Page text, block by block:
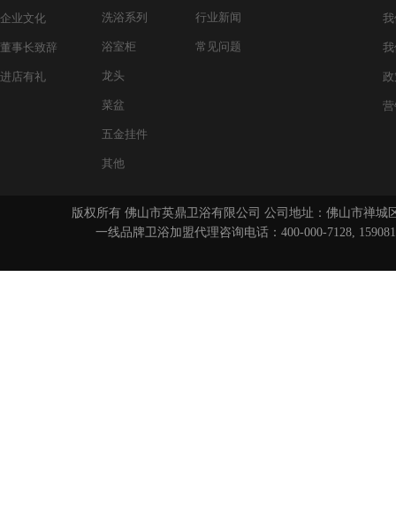
企业文化
董事长致辞
进店有礼
洗浴系列
浴室柜
龙头
菜盆
五金挂件
其他
行业新闻
常见问题
版权所有 佛山市英鼎卫浴有限公司 公司地址：佛山市禅
一线品牌卫浴加盟代理咨询电话：400-000-7128,